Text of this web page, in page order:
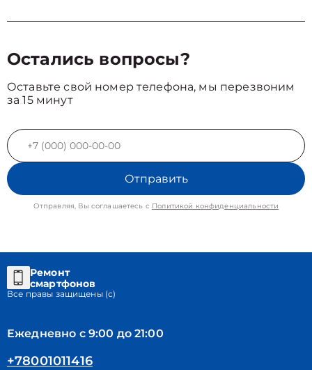
Остались вопросы?
Оставьте свой номер телефона, мы перезвоним
за 15 минут
Отправить
Отправляя, Вы соглашаетесь с Политикой конфиденциальности
Ремонт
смартфонов
Все правы защищены (с)
Ежедневно с 9:00 до 21:00
+78001011416